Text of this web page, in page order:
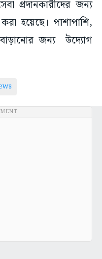
প্রদানকারীদের জন্য
হয়েছে। পাশাপাশি,
জন্য উদ্যোগ